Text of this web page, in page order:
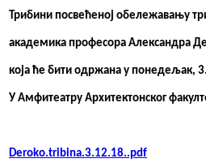
Трибини посвећеној обележавању
академика професора Александра
која ће бити одржана у понедељак,
У Амфитеатру Архитектонског
Deroko.tribina.3.12.18..pdf